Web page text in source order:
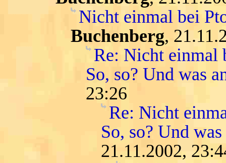
Nicht einmal bei
Buchenberg,
Re: Nicht einmal
So, so? Und was
23:26
Re: Nicht
So, so? Und
21.11.2002,